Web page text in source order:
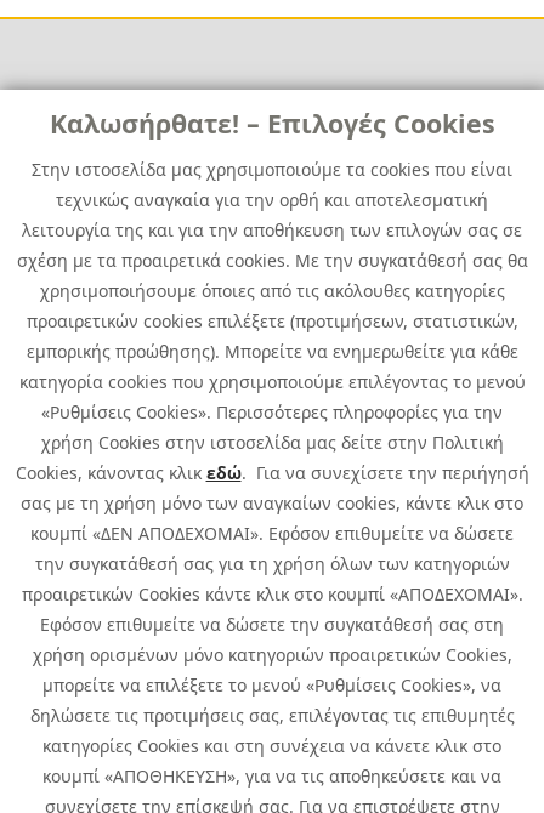
Καλωσήρθατε! – Επιλογές Cookies
Στην ιστοσελίδα μας χρησιμοποιούμε τα cookies που είναι
τεχνικώς αναγκαία για την ορθή και αποτελεσματική
λειτουργία της και για την αποθήκευση των επιλογών σας σε
σχέση με τα προαιρετικά cookies. Με την συγκατάθεσή σας θα
χρησιμοποιήσουμε όποιες από τις ακόλουθες κατηγορίες
προαιρετικών cookies επιλέξετε (προτιμήσεων, στατιστικών,
εμπορικής προώθησης). Μπορείτε να ενημερωθείτε για κάθε
κατηγορία cookies που χρησιμοποιούμε επιλέγοντας το μενού
«Ρυθμίσεις Cookies». Περισσότερες πληροφορίες για την
χρήση Cookies στην ιστοσελίδα μας δείτε στην Πολιτική
Cookies, κάνοντας κλικ εδώ. Για να συνεχίσετε την περιήγησή
σας με τη χρήση μόνο των αναγκαίων cookies, κάντε κλικ στο
κουμπί «ΔΕΝ ΑΠΟΔΕΧΟΜΑΙ». Εφόσον επιθυμείτε να δώσετε
την συγκατάθεσή σας για τη χρήση όλων των κατηγοριών
προαιρετικών Cookies κάντε κλικ στο κουμπί «ΑΠΟΔΕΧΟΜΑΙ».
Εφόσον επιθυμείτε να δώσετε την συγκατάθεσή σας στη
χρήση ορισμένων μόνο κατηγοριών προαιρετικών Cookies,
μπορείτε να επιλέξετε το μενού «Ρυθμίσεις Cookies», να
δηλώσετε τις προτιμήσεις σας, επιλέγοντας τις επιθυμητές
κατηγορίες Cookies και στη συνέχεια να κάνετε κλικ στο
κουμπί «ΑΠΟΘΗΚΕΥΣΗ», για να τις αποθηκεύσετε και να
συνεχίσετε την επίσκεψή σας. Για να επιστρέψετε στην
Χρήσιμα
News
Media Kit
Career
Quest Group